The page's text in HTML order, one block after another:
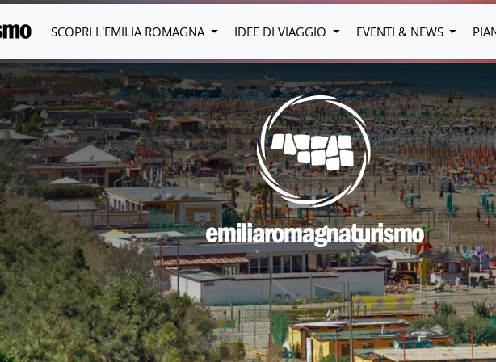
SCOPRI L'EMILIA ROMAGNA IDEE DI VIAGGIO EVENTI & NEWS